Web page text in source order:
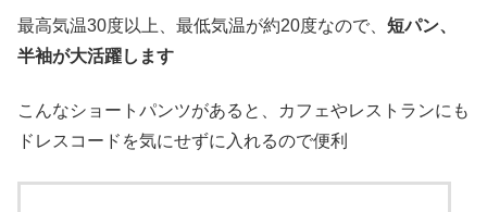
最高気温30度以上、最低気温が約20度なので、 短パン、
半袖が大活躍します
こんなショートパンツがあると、カフェやレストランにも
ドレスコードを気にせずに入れるので便利